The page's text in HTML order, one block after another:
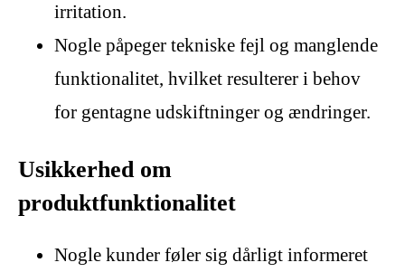
irritation.
Nogle påpeger tekniske fejl og manglende
funktionalitet, hvilket resulterer i behov
for gentagne udskiftninger og ændringer.
Usikkerhed om
produktfunktionalitet
Nogle kunder føler sig dårligt informeret